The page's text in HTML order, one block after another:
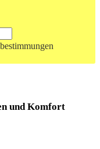
und Komfort